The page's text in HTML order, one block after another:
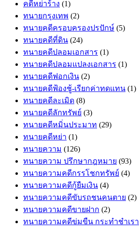
คดีหย่าร้าง (1)
ทนายกรุงเทพ (2)
ทนายคดีครอบครองปรปักษ์ (5)
ทนายคดีที่ดิน (24)
ทนายคดีปลอมเอกสาร (1)
ทนายคดีปลอมแปลงเอกสาร (1)
ทนายคดีฟอกเงิน (2)
ทนายคดีฟ้องชู้-เรียกค่าทดแทน (1)
ทนายคดีละเมิด (8)
ทนายคดีลักทรัพย์ (3)
ทนายคดีหมิ่นประมาท (29)
ทนายคดีหย่า (1)
ทนายความ (126)
ทนายความ ปรึกษากฎหมาย (93)
ทนายความคดีกรรโชกทรัพย์ (4)
ทนายความคดีกู้ยืมเงิน (4)
ทนายความคดีขับรถชนคนตาย (2)
ทนายความคดีขายฝาก (2)
ทนายความคดีข่มขืน กระทำชำเรา